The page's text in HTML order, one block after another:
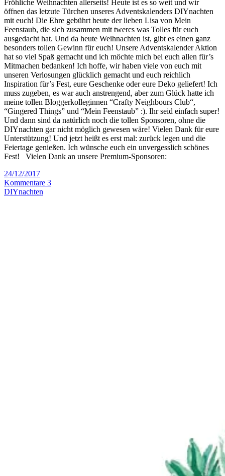
Fröhliche Weihnachten allerseits! Heute ist es so weit und wir
öffnen das letzute Türchen unseres Adventskalenders DIYnachten
mit euch! Die Ehre gebührt heute der lieben Lisa von Mein
Feenstaub, die sich zusammen mit twercs was Tolles für euch
ausgedacht hat. Und da heute Weihnachten ist, gibt es einen ganz
besonders tollen Gewinn für euch! Unsere Adventskalender Aktion
hat so viel Spaß gemacht und ich möchte mich bei euch allen für’s
Mitmachen bedanken! Ich hoffe, wir haben viele von euch mit
unseren Verlosungen glücklich gemacht und euch reichlich
Inspiration für’s Fest, eure Geschenke oder eure Deko geliefert! Ich
muss zugeben, es war auch anstrengend, aber zum Glück hatte ich
meine tollen Bloggerkolleginnen “Crafty Neighbours Club“,
“Gingered Things” und “Mein Feenstaub” :). Ihr seid einfach super!
Und dann sind da natürlich noch die tollen Sponsoren, ohne die
DIYnachten gar nicht möglich gewesen wäre! Vielen Dank für eure
Unterstützung! Und jetzt heißt es erst mal: zurück legen und die
Feiertage genießen. Ich wünsche euch ein unvergesslich schönes
Fest! Vielen Dank an unsere Premium-Sponsoren:
24/12/2017
Kommentare 3
DIYnachten